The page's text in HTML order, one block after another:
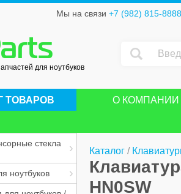
Мы на связи +7 (982) 815-8888
для ноутбуков
ТОВАРОВ О КОМПАНИИ
стекла
ноутбуков
Каталог /
HN0SW